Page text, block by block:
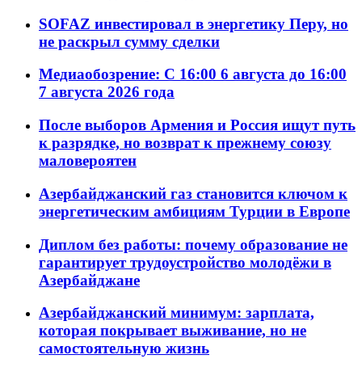
SOFAZ инвестировал в энергетику Перу, но
не раскрыл сумму сделки
Медиаобозрение: С 16:00 6 августа до 16:00
7 августа 2026 года
После выборов Армения и Россия ищут путь
к разрядке, но возврат к прежнему союзу
маловероятен
Азербайджанский газ становится ключом к
энергетическим амбициям Турции в Европе
Диплом без работы: почему образование не
гарантирует трудоустройство молодёжи в
Азербайджане
Азербайджанский минимум: зарплата,
которая покрывает выживание, но не
самостоятельную жизнь